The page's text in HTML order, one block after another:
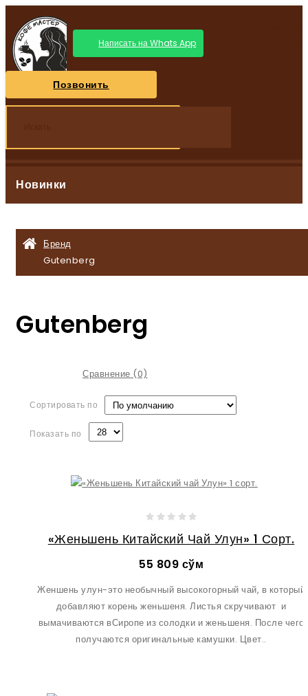
Написать на Whats App
Позвонить
Новинки
Бренд
Gutenberg
Gutenberg
Сравнение (0)
Сортировать по
Показать по
«Женьшень Китайский Чай Улун» 1 Сорт.
55 809 сўм
Женшень улун-это необычный высокогорный чай, в который
добавляют корень женьшеня. Листья скручивают и
вымачиваются вСиропе из солодки и женьшеня. После чего
получаются оригинальные камушки. Цвет..